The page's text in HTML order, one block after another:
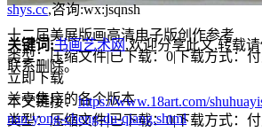
十二届美展版画高清电子版创作参考
类型：压缩文件|已下载：0|下载方式：
立即下载
兰亭集序的各个版本
类型：压缩文件|已下载：0|下载方式：
shys.cc,咨询:wx:jsqnsh
关键词:书画艺术网,欢迎分享此文,转载
联系删除。
本文链接：https://www.18art.com/
nan-yong-cheng-du-qiang.shtml